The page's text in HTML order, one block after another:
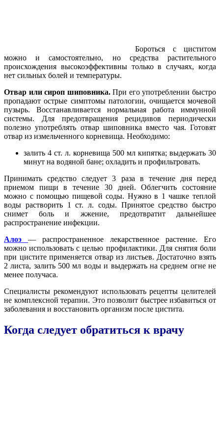
Бороться с циститом
можно и самостоятельно, но средства растительного
происхождения высокоэффективны только в случаях, когда
нет сильных болей и температуры.
Отвар или сироп шиповника.При его употреблении быстро
пропадают острые симптомы патологии, очищается мочевой
пузырь. Восстанавливается нормальная работа иммунной
системы. Для предотвращения рецидивов периодически
полезно употреблять отвар шиповника вместо чая. Готовят
отвар из измельченного корневища. Необходимо:
залить 4 ст. л. корневища 500 мл кипятка; выдержать 30
минут на водяной бане; охладить и профильтровать.
Принимать средство следует 3 раза в течение дня перед
приемом пищи в течение 30 дней. Облегчить состояние
можно с помощью пищевой соды. Нужно в 1 чашке теплой
воды растворить 1 ст. л. соды. Принятое средство быстро
снимет боль и жжение, предотвратит дальнейшее
распространение инфекции.
Алоэ
— распространенное лекарственное растение. Его
можно использовать с целью профилактики. Для снятия боли
при цистите применяется отвар из листьев. Достаточно взять
2 листа, залить 500 мл воды и выдержать на среднем огне не
менее получаса.
Специалисты рекомендуют использовать рецепты целителей
не комплексной терапии. Это позволит быстрее избавиться от
заболевания и восстановить организм после цистита.
Когда следует обратиться к врачу